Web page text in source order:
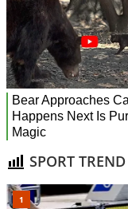
SPORT TREND